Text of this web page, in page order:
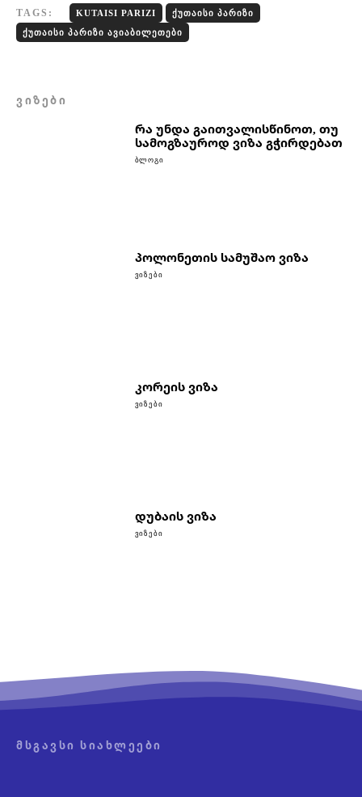
TAGS: KUTAISI PARIZI
ᲥᲣᲗᲐᲘᲡᲘ ᲞᲐᲠᲘᲖᲘ
ᲥᲣᲗᲐᲘᲡᲘ ᲞᲐᲠᲘᲖᲘ ᲐᲕᲘᲐᲑᲘᲚᲔᲗᲔᲑᲘ
ᲕᲘᲖᲔᲑᲘ
რა უნდა გაითვალისწინოთ, თუ
სამოგზაუროდ ვიზა გჭირდებათ
ᲑᲚᲝᲒᲘ
პოლონეთის სამუშაო ვიზა
ᲕᲘᲖᲔᲑᲘ
კორეის ვიზა
ᲕᲘᲖᲔᲑᲘ
დუბაის ვიზა
ᲕᲘᲖᲔᲑᲘ
ᲛᲡᲒᲐᲕᲡᲘ ᲡᲘᲐᲮᲚᲔᲔᲑᲘ